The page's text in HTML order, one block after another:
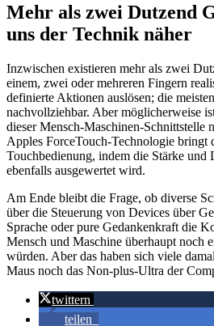
Mehr als zwei Dutzend
uns der Technik näher
Inzwischen existieren mehr als zwei
einem, zwei oder mehreren Fingern
definierte Aktionen auslösen; die
nachvollziehbar. Aber möglicherweise
dieser Mensch-Maschinen-Schnittstelle
Apples ForceTouch-Technologie bringt
Touchbedienung, indem die Stärke und
ebenfalls ausgewertet wird.
Am Ende bleibt die Frage, ob diverse
über die Steuerung von Devices über
Sprache oder pure Gedankenkraft die
Mensch und Maschine überhaupt noch
würden. Aber das haben sich viele
Maus noch das Non-plus-Ultra der
twittern
teilen